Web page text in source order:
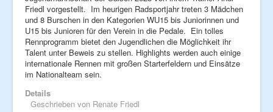
Friedl vorgestellt. Im heurigen Radsportjahr treten 3 Mädchen
und 8 Burschen in den Kategorien WU15 bis Juniorinnen und
U15 bis Junioren für den Verein in die Pedale. Ein tolles
Rennprogramm bietet den Jugendlichen die Möglichkeit ihr
Talent unter Beweis zu stellen. Highlights werden auch einige
internationale Rennen mit großen Starterfeldern und Einsätze
im Nationalteam sein.
Details
Geschrieben von Renate Friedl